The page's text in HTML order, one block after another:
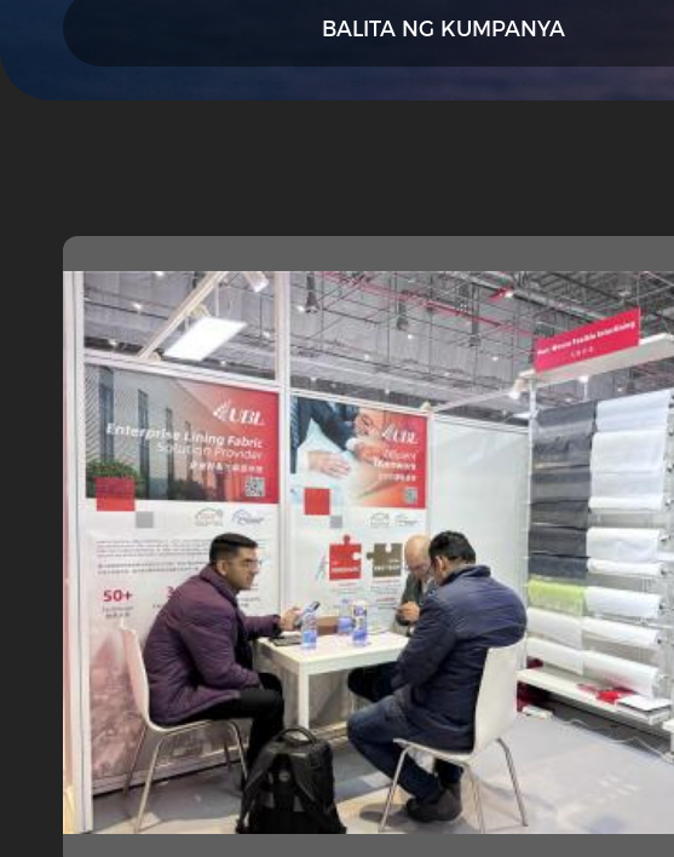
BALITA NG KUMPANYA